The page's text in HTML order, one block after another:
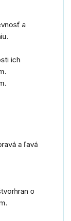
a
ich
a ľavá
o